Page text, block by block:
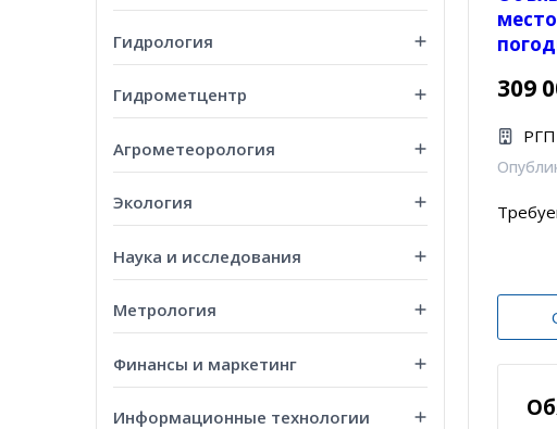
Гидрология
Гидрометцентр
Агрометеорология
Экология
Наука и исследования
Метрология
Финансы и маркетинг
Информационные технологии
309